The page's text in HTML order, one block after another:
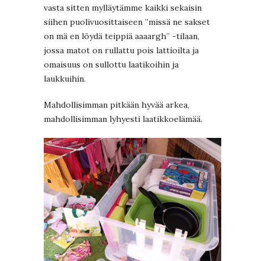
vasta sitten mylläytämme kaikki sekaisin
siihen puolivuosittaiseen ”missä ne sakset
on mä en löydä teippiä aaaargh” -tilaan,
jossa matot on rullattu pois lattioilta ja
omaisuus on sullottu laatikoihin ja
laukkuihin.
Mahdollisimman pitkään hyvää arkea,
mahdollisimman lyhyesti laatikkoelämää.